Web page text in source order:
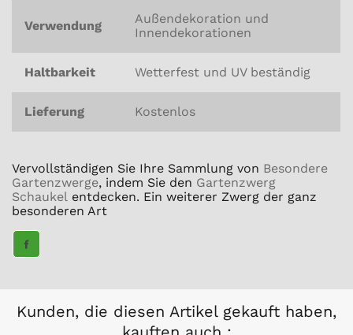
Verwendung
Außendekoration und
Innendekorationen
Haltbarkeit Wetterfest und UV beständig
Lieferung Kostenlos
Vervollständigen Sie Ihre Sammlung von Besondere
Gartenzwerge, indem Sie den Gartenzwerg
Schaukel entdecken. Ein weiterer Zwerg der ganz
besonderen Art
TEILE
AUF
Kunden, die diesen Artikel gekauft haben,